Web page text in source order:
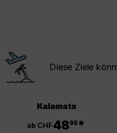
Diese Ziele
Kalamata
ab CHF4895*